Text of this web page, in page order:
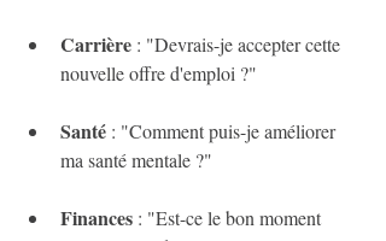
Carrière : "Devrais-je accepter cette
nouvelle offre d'emploi ?"
Santé : "Comment puis-je améliorer
ma santé mentale ?"
Finances : "Est-ce le bon moment